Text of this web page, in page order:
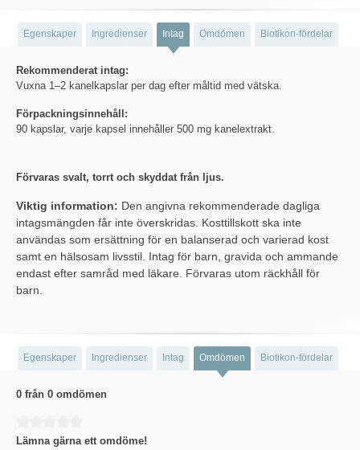
Egenskaper Ingredienser Intag Omdömen Biotikon-fördelar
Rekommenderat intag:
Vuxna 1–2 kanelkapslar per dag efter måltid med vätska.
Förpackningsinnehåll:
90 kapslar, varje kapsel innehåller 500 mg kanelextrakt.
Förvaras svalt, torrt och skyddat från ljus.
Viktig information: Den angivna rekommenderade dagliga
intagsmängden får inte överskridas. Kosttillskott ska inte
användas som ersättning för en balanserad och varierad kost
samt en hälsosam livsstil. Intag för barn, gravida och ammande
endast efter samråd med läkare. Förvaras utom räckhåll för
barn.
Egenskaper Ingredienser Intag Omdömen Biotikon-fördelar
0 från 0 omdömen
Lämna gärna ett omdöme!